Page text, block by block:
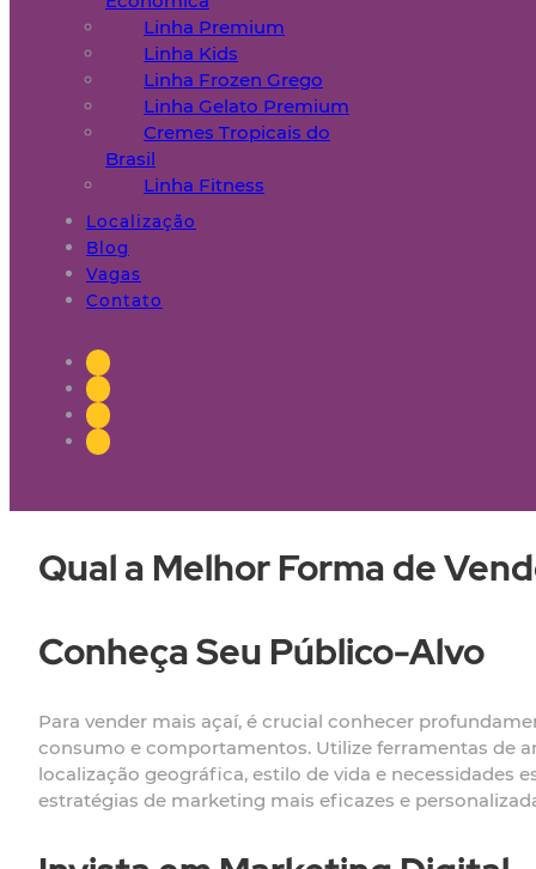
Linha Premium
Linha Kids
Linha Frozen Grego
Linha Gelato Premium
Cremes Tropicais do
Brasil
Linha Fitness
Localização
Blog
Vagas
Contato
Qual a Melhor Forma de
Conheça Seu Público-Alvo
Para vender mais açaí, é crucial conhecer
consumo e comportamentos. Utilize ferramentas de
localização geográfica, estilo de vida e necessidades
estratégias de marketing mais eficazes e